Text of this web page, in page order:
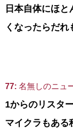
日本自体にほ
くなったらだ
77: 名無しのニュ
1からのリスタ
マイクラもある